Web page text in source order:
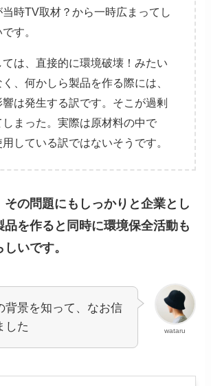
時TV取材？から一時広まってし
す。
は、直接的に環境破壊！みたい
、何かしら製品を作る際には、
は発生する訳です。そこが過剰
まった。実際は原材料の中で
している訳ではないそうです。
その問題にもしっかりと企業とし
品を作ると同時に環境保全活動も
いです。
wataru
背景を知って、なお信
した